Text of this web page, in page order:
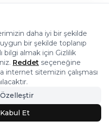
Saklıdır, Kopyalanamaz.
kayıtlıdır.
daha iyi bir şekilde
bir şekilde toplanıp
bilgi almak için Gizlilik
Reddet seçeneğine
internet sitemizin çalışması
Et